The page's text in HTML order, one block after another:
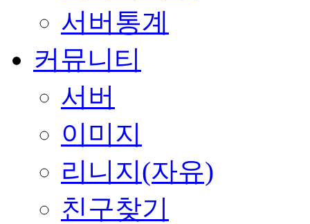
서버통계
커뮤니티
서버
이미지
리니지(자유)
친구찾기